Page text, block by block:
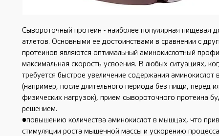
Сывороточный протеин - наиболее популярная пищевая
атлетов. Основными ее достоинствами в сравнении с
протеинов являются оптимальный аминокислотный
максимальная скорость усвоения. В любых ситуациях,
требуется быстрое увеличение содержания аминокислот
(например, после длительного периода без пищи, перед
физических нагрузок), прием сывороточного протеина
решением.
•повышению количества аминокислот в мышцах, что
стимуляции роста мышечной массы и ускорению процесса